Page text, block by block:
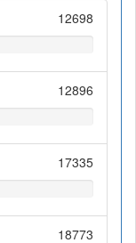
12698
12896
17335
18773